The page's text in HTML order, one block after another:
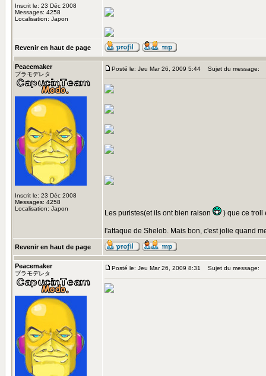
Inscrit le: 23 Déc 2008
Messages: 4258
Localisation: Japon
Revenir en haut de page
Peacemaker
プラモデレタ
Inscrit le: 23 Déc 2008
Messages: 4258
Localisation: Japon
Posté le: Jeu Mar 26, 2009 5:44 Sujet du message:
Les puristes(et ils ont bien raison ) que ce troll
l'attaque de Shelob. Mais bon, c'est jolie quand
Revenir en haut de page
Peacemaker
プラモデレタ
Posté le: Jeu Mar 26, 2009 8:31 Sujet du message: